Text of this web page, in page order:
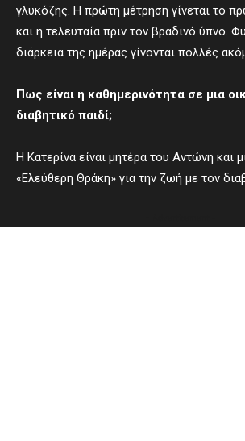
γλυκόζης. Η πρώτη μέτρηση γίνεται το
και η τελευταία πριν τον βραδινό ύπνο.
διάρκεια της ημέρας γίνονται πολλές
Πως είναι η καθημερινότητα σε μια
διαβητικό παιδί;
Η Κατερίνα είναι μητέρα του Αντώνη και
«Ελεύθερη Θράκη» για την ζωή με τον